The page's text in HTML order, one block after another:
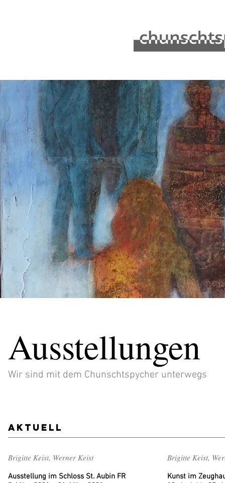
Ausstellungen
Wir sind mit dem Chunschtspycher unterwegs
aktuell
Brigitte Keist, Werner Keist
Ausstellung im Schloss St. Aubin FR
Brigitte
Kunst im